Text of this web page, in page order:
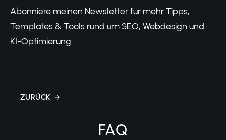
Abonniere meinen Newsletterfür mehr Tipps,
Templates & Tools rund um SEO, Webdesign und
KI-Optimierung.
ZURÜCK
FAQ